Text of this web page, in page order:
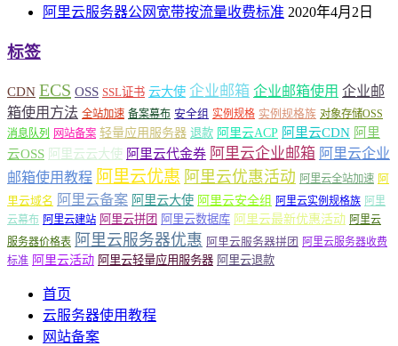
阿里云服务器公网宽带按流量收费标准 2020年4月2日
标签
CDN ECS OSS SSL证书 云大使 企业邮箱 企业邮箱使用 企业邮
箱使用方法 全站加速 备案幕布 安全组 实例规格 实例规格族 对象存储OSS
消息队列
网站备案 轻量应用服务器 退款 阿里云ACP 阿里云CDN 阿里
云OSS 阿里云云大使 阿里云代金券 阿里云企业邮箱 阿里云企业
邮箱使用教程 阿里云优惠 阿里云优惠活动 阿里云全站加速 阿
里云域名 阿里云备案 阿里云大使 阿里云安全组 阿里云实例规格族 阿里
云幕布 阿里云建站 阿里云拼团 阿里云数据库 阿里云最新优惠活动 阿里云
服务器价格表 阿里云服务器优惠 阿里云服务器拼团 阿里云服务器收费
标准 阿里云活动 阿里云轻量应用服务器 阿里云退款
首页
云服务器使用教程
网站备案